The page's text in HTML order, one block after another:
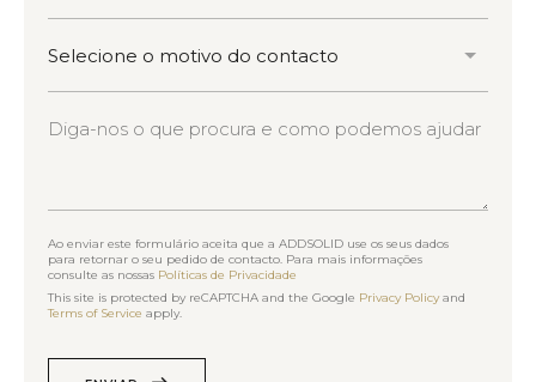
Ao enviar este formulário aceita que a ADDSOLID use os seus dados
para retornar o seu pedido de contacto. Para mais informações
consulte as nossas Políticas de Privacidade
This site is protected by reCAPTCHA and the Google Privacy Policyand
Terms of Service apply.